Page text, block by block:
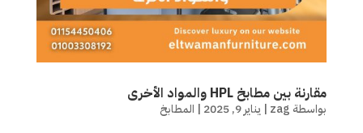
مقارنة بين مطابخ HPL والمواد الأخرى
بواسطة zag
| يناير 9, 2025 | المطابخ